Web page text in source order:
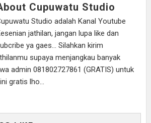
Cupuwatu Studio
Studio adalah Kanal Youtube
jathilan, jangan lupa like dan
ya gaes... Silahkan kirim
supaya menjangkau banyak
admin 081802727861 (GRATIS) untuk
gratis lho...